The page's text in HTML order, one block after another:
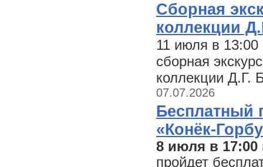
Сборная
коллекции
11 июля в 13:00
сборная
коллекции Д.Г.
07.07.2026
Бесплатный
«Конёк-
8 июля в 17:00
пройдет